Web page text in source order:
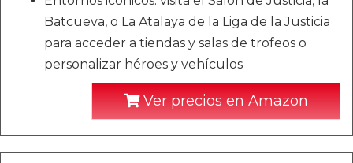
Batcueva, o La Atalaya de la Liga de la Justicia
para acceder a tiendas y salas de trofeos o
personalizar héroes y vehículos
Ver precios en Amazon